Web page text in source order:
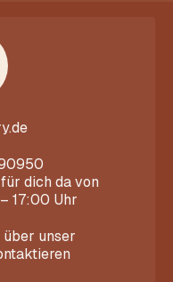
dich da von
17:00 Uhr
über unser